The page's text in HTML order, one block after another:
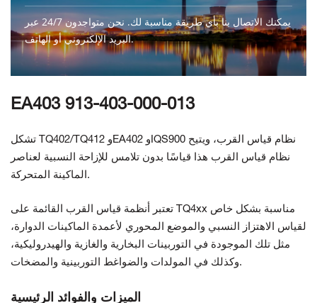
يمكنك الاتصال بنا بأي طريقة مناسبة لك. نحن متواجدون 24/7 عبر
البريد الإلكتروني أو الهاتف.
اتصل بنا
EA403 913-403-000-013
تشكل TQ402/TQ412 وEA402 وIQS900 نظام قياس القرب، ويتيح
نظام قياس القرب هذا قياسًا بدون تلامس للإزاحة النسبية لعناصر
الماكينة المتحركة.
تعتبر أنظمة قياس القرب القائمة على TQ4xx مناسبة بشكل خاص
لقياس الاهتزاز النسبي والموضع المحوري لأعمدة الماكينات الدوارة،
مثل تلك الموجودة في التوربينات البخارية والغازية والهيدروليكية،
وكذلك في المولدات والضواغط التوربينية والمضخات.
الميزات والفوائد الرئيسية